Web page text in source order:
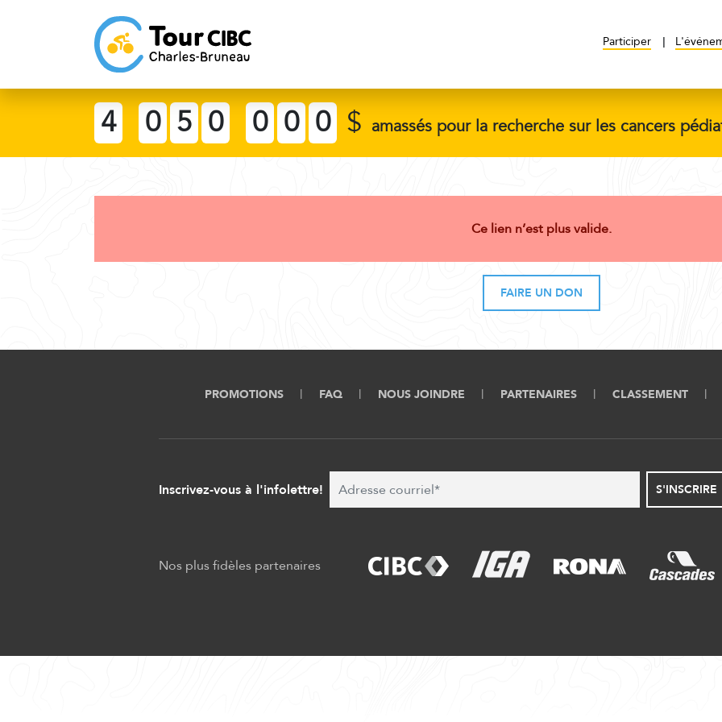
Participer
4 0 5 0 0 0 0 $ amassés pour la recherche sur les cancers
Ce lien n’est plus valide.
FAIRE UN DON
PROMOTIONS FAQ NOUS JOINDRE PARTENAIRES CLASSEMENT
Inscrivez-vous à l'infolettre! S'INSCRIRE
Nos plus fidèles partenaires